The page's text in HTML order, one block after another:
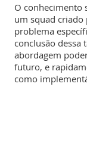
O conhecimento
um squad criado
problema
conclusão dessa
abordagem
futuro, e
como